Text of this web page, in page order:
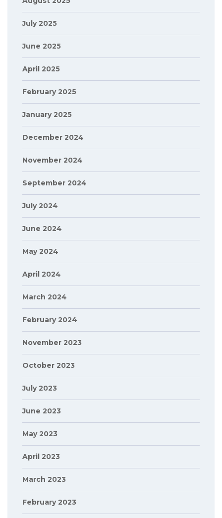
July 2025
June 2025
April 2025
February 2025
January 2025
December 2024
November 2024
September 2024
July 2024
June 2024
May 2024
April 2024
March 2024
February 2024
November 2023
October 2023
July 2023
June 2023
May 2023
April 2023
March 2023
February 2023